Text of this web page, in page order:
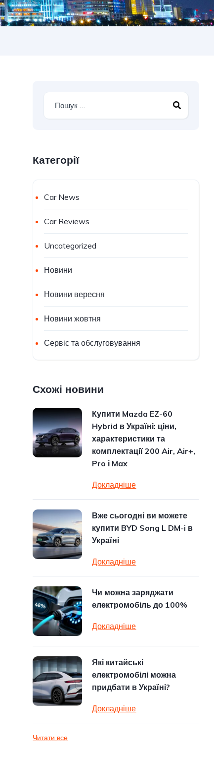
Категорії
Car News
Car Reviews
Uncategorized
Новини
Новини вересня
Новини жовтня
Сервіс та обслуговування
Схожі новини
Купити Mazda EZ-60
Hybrid в Україні: ціни,
характеристики та
комплектації 200 Air, Air+,
Pro і Max
Докладніше
Вже сьогодні ви можете
купити BYD Song L DM-i в
Україні
Докладніше
Чи можна заряджати
електромобіль до 100%
Докладніше
Які китайські
електромобілі можна
придбати в Україні?
Докладніше
Читати все